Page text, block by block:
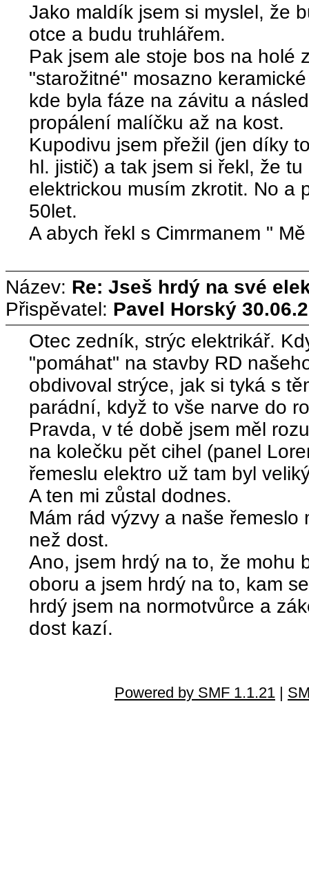
Jako maldík jsem si myslel, že
otce a budu truhlářem.
Pak jsem ale stoje bos na holé
"starožitné" mosazno
kde byla fáze na závitu a
propálení malíčku až na kost.
Kupodivu jsem přežil (jen díky
hl. jistič) a tak jsem si řekl, že tu
elektrickou musím zkrotit. No a
50let.
A abych řekl s Cimrmanem "
Název: Re: Jseš hrdý na své
Přispěvatel: Pavel Horský
Otec zedník, strýc elektrikář.
"pomáhat" na stavby RD
obdivoval strýce, jak si tyká s
parádní, když to vše narve do
Pravda, v té době jsem měl
na kolečku pět cihel (panel
řemeslu elektro už tam byl
A ten mi zůstal dodnes.
Mám rád výzvy a naše
než dost.
Ano, jsem hrdý na to, že mohu
oboru a jsem hrdý na to, kam
hrdý jsem na normotvůrce a
dost kazí.
Powered by SMF 1.1.21 |